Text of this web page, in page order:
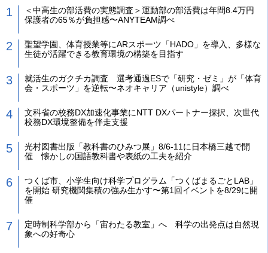
＜中高生の部活費の実態調査＞運動部の部活費は年間8.4万円
保護者の65％が負担感〜ANYTEAM調べ
聖望学園、体育授業等にARスポーツ「HADO」を導入、多様な
生徒が活躍できる教育環境の構築を目指す
就活生のガクチカ調査 選考通過ESで「研究・ゼミ」が「体育
会・スポーツ」を逆転〜ネオキャリア（unistyle）調べ
文科省の校務DX加速化事業にNTT DXパートナー採択、次世代
校務DX環境整備を伴走支援
光村図書出版「教科書のひみつ展」8/6-11に日本橋三越で開
催 懐かしの国語教科書や表紙の工夫を紹介
つくば市、小学生向け科学プログラム「つくばまるごとLAB」
を開始 研究機関集積の強み生かす〜第1回イベントを8/29に開
催
定時制科学部から「宙わたる教室」へ 科学の出発点は自然現
象への好奇心